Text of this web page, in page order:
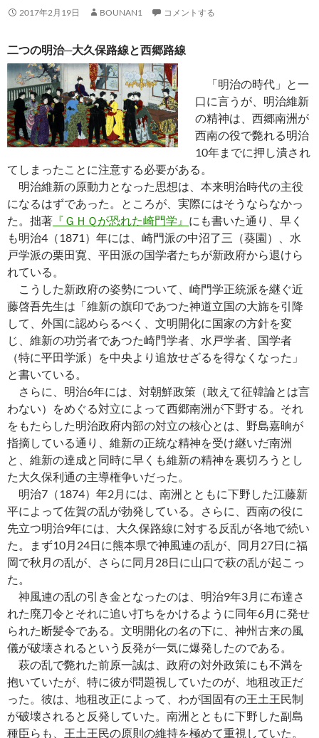
2017年2月19日 BOUNAN1 コメントする
二つの明治─大久保路線と西郷路線
「明治の時代」と一
口に言うが、明治維新
の精神は、西郷南洲が
西南の役で斃れる明治
10年までに押し潰され
てしまったことに注意する必要がある。
明治維新の原動力となった思想は、本来明治時代の主役
になるはずであった。ところが、実際にはそうならなかっ
た。拙著 『ＧＨＱが恐れた崎門学』 にも書いた通り、早く
も明治4（1871）年には、崎門派の中沼了三（葵園）、水
戸学派の栗田寛、平田派の国学者たちが新政府から退けら
れている。
こうした新政府の姿勢について、崎門学正統派を継ぐ近
藤啓吾先生は「維新の旗印であつた神道立国の大旆を引降
して、外国に認めらるべく、文明開化に国家の方針を変
じ、維新の功労者であつた崎門学者、水戸学者、国学者
（特に平田学派）を中央より追放せざるを得なくなった」
と書いている。
さらに、明治6年には、対朝鮮政策（敢えて征韓論とは言
わない）をめぐる対立によって西郷南洲が下野する。それ
をもたらした明治政府内部の対立の核心とは、野島嘉晌が
指摘している通り、維新の正統な精神を受け継いだ南洲
と、維新の達成と同時に早くも維新の精神を裏切ろうとし
た大久保利通の主導権争いだった。
明治7（1874）年2月には、南洲とともに下野した江藤新
平によって佐賀の乱が勃発している。さらに、西南の役に
先立つ明治9年には、大久保路線に対する反乱が各地で続い
た。まず10月24日に熊本県で神風連の乱が、同月27日に福
岡で秋月の乱が、さらに同月28日に山口で萩の乱が起こっ
た。
神風連の乱の引き金となったのは、明治9年3月に布達さ
れた廃刀令とそれに追い打ちをかけるように同年6月に発せ
られた断髪令である。文明開化の名の下に、神州古来の風
儀が破壊されるという反発が一気に爆発したのである。
萩の乱で斃れた前原一誠は、政府の対外政策にも不満を
抱いていたが、特に彼が問題視していたのが、地租改正だ
った。彼は、地租改正によって、わが国固有の王土王民制
が破壊されると反発していた。南洲とともに下野した副島
種臣らも、王土王民の原則の維持を極めて重視していた。